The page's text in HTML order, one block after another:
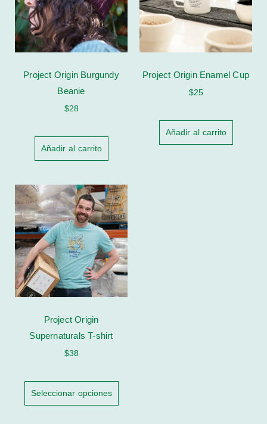
Project Origin Burgundy
Beanie
$28
Añadir al carrito
Project Origin Enamel Cup
$25
Añadir al carrito
Project Origin
Supernaturals T-shirt
$38
Seleccionar opciones